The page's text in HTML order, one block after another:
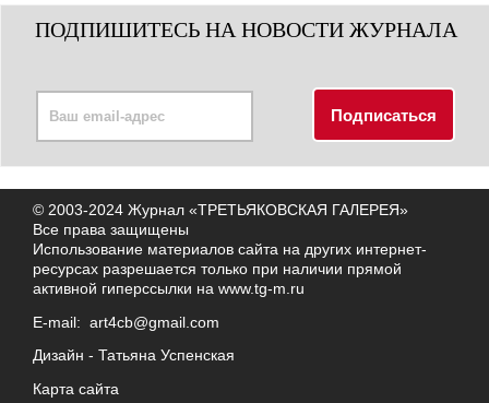
ПОДПИШИТЕСЬ НА НОВОСТИ ЖУРНАЛА
© 2003-2024 Журнал «ТРЕТЬЯКОВСКАЯ ГАЛЕРЕЯ»
Все права защищены
Использование материалов сайта на других интернет-
ресурсах разрешается только при наличии прямой
активной гиперссылки на www.tg-m.ru
E-mail: art4cb@gmail.com
Дизайн - Татьяна Успенская
Карта сайта